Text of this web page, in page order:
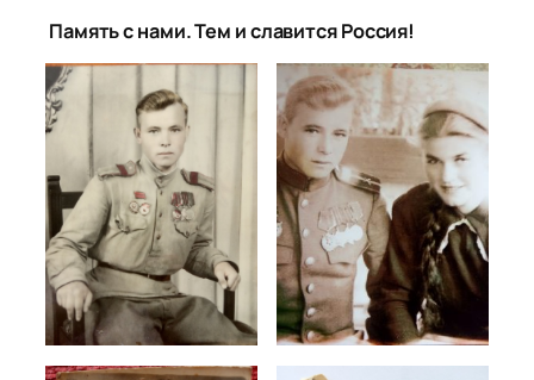
Память с нами. Тем и славится Россия!